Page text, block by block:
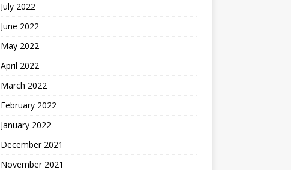
July 2022
June 2022
May 2022
April 2022
March 2022
February 2022
January 2022
December 2021
November 2021